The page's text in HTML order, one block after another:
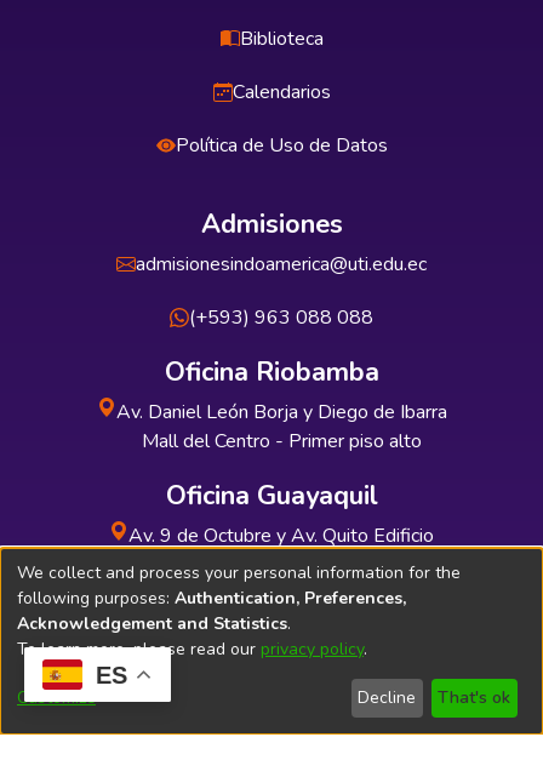
ES
Biblioteca
Calendarios
Política de Uso de Datos
Admisiones
admisionesindoamerica@uti.edu.ec
(+593) 963 088 088
Oficina Riobamba
Av. Daniel León Borja y Diego de Ibarra
Mall del Centro - Primer piso alto
Oficina Guayaquil
Av. 9 de Octubre y Av. Quito Edificio
INDUAUTO - Planta baja
Soporte Técnico Bibliolatino.com
We collect and process your personal information for the
following purposes: Authentication, Preferences,
Acknowledgement and Statistics.
To learn more, please read our privacy policy.
Customize Decline That's ok